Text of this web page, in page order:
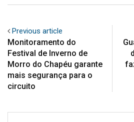
Previous article
Monitoramento do
Festival de Inverno de
Morro do Chapéu garante
mais segurança para o
circuito